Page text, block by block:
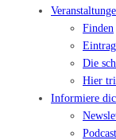
Finden
Die
Hier
Informiere